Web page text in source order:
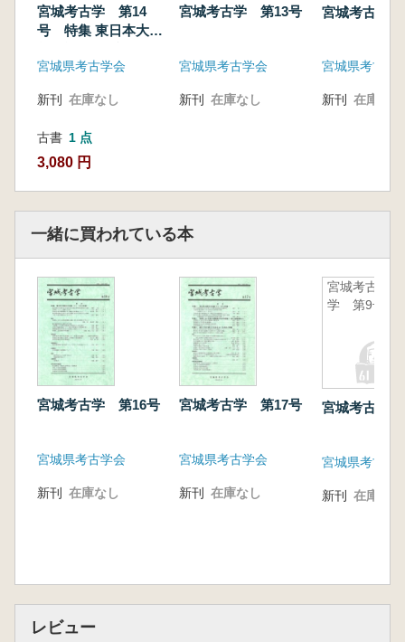
宮城県石巻市南境貝塚出土の土製品について
宮城県の黒曜石について 佐々木 繁喜
陸奥国府周辺の窯業生産地とその変容 桜井
友梓
宮城県を中心とする内藤政恒瓦資料(2) 内藤政
恒瓦資料研究会 齋藤 篤 大河原 基典
タシロの調査 種石 悠
資料紹介
岩沼市鵜ヶ崎城跡出土の球形金属製品について
熊谷 篤
宮城考古学 第14
号 特集 東日本大震
被害とレスキュー
宮城県考古学会
新刊 在庫なし
古書 1 点
3,080 円
宮城考古学 第13号
宮城県考古学会
新刊 在庫なし
宮城考古学
宮城県考古学
新刊 在庫なし
一緒に買われている本
宮城考古学 第16号
宮城県考古学会
新刊 在庫なし
宮城考古学 第17号
宮城県考古学会
新刊 在庫なし
宮城考古
学 第9号
宮城考古学
宮城県考古学
新刊 在庫なし
レビュー